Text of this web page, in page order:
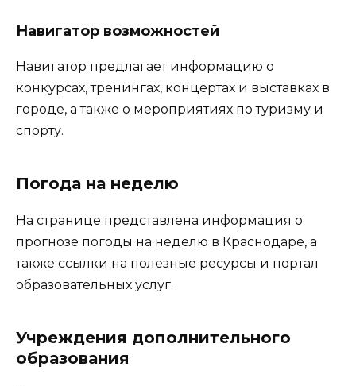
Навигатор возможностей
Навигатор предлагает информацию о
конкурсах, тренингах, концертах и выставках в
городе, а также о мероприятиях по туризму и
спорту.
Погода на неделю
На странице представлена информация о
прогнозе погоды на неделю в Краснодаре, а
также ссылки на полезные ресурсы и портал
образовательных услуг.
Учреждения дополнительного
образования